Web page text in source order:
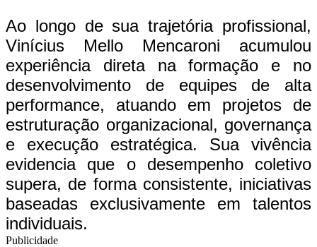
Ao longo de sua trajetória profissional,
Vinícius Mello Mencaroni acumulou
experiência direta na formação e no
desenvolvimento de equipes de alta
performance, atuando em projetos de
estruturação organizacional, governança
e execução estratégica. Sua vivência
evidencia que o desempenho coletivo
supera, de forma consistente, iniciativas
baseadas exclusivamente em talentos
individuais.
Publicidade